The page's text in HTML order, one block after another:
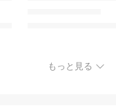
もっと見る